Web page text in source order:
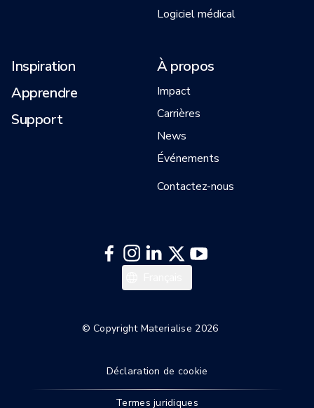
Logiciel médical
Inspiration
Apprendre
Support
À propos
Impact
Carrières
News
Événements
Contactez-nous
Español
English
© Copyright Materialise 2026
Déclaration de cookie
Termes juridiques